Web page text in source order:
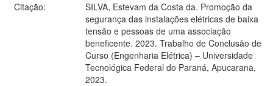
Citação:
SILVA, Estevam da Costa da. Promoção da
segurança das instalações elétricas de baixa
tensão e pessoas de uma associação
beneficente. 2023. Trabalho de Conclusão de
Curso (Engenharia Elétrica) – Universidade
Tecnológica Federal do Paraná, Apucarana,
2023.